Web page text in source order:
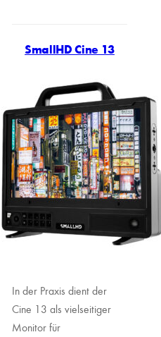
SmallHD Cine 13
In der Praxis dient der
Cine 13 als vielseitiger
Monitor für